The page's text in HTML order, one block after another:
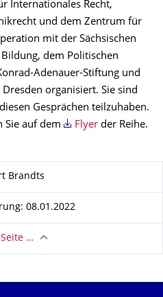
Internationales Recht,
und dem Zentrum für
mit der Sächsischen
dem Politischen
Adenauer-Stiftung und
organisiert. Sie sind
Gesprächen teilzuhaben.
Sie auf dem
Flyer der Reihe.
Brandts
08.01.2022
Seite …